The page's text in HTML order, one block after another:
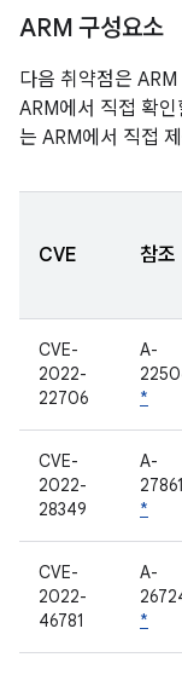
ARM 구성요소
다음 취약점은
ARM에서 직접 확
는 ARM에서 직접
CVE 참조
CVE-
2022-
22706
A-
*
CVE-
2022-
28349
A-
*
CVE-
2022-
46781
A-
*